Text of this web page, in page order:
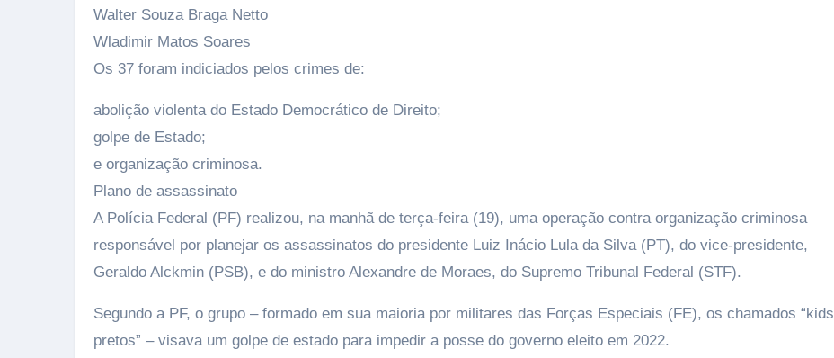
Walter Souza Braga Netto
Wladimir Matos Soares
Os 37 foram indiciados pelos crimes de:
abolição violenta do Estado Democrático de Direito;
golpe de Estado;
e organização criminosa.
Plano de assassinato
A Polícia Federal (PF) realizou, na manhã de terça-feira (19), uma operação contra organização criminosa
responsável por planejar os assassinatos do presidente Luiz Inácio Lula da Silva (PT), do vice-presidente,
Geraldo Alckmin (PSB), e do ministro Alexandre de Moraes, do Supremo Tribunal Federal (STF).
Segundo a PF, o grupo – formado em sua maioria por militares das Forças Especiais (FE), os chamados “kids
pretos” – visava um golpe de estado para impedir a posse do governo eleito em 2022.